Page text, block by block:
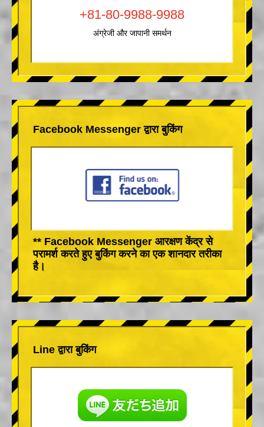
+81-80-9988-9988
अंग्रेजी और जापानी समर्थन
Facebook Messenger द्वारा बुकिंग
** Facebook Messenger आरक्षण केंद्र से
परामर्श करते हुए बुकिंग करने का एक शानदार तरीका
है।
Line द्वारा बुकिंग